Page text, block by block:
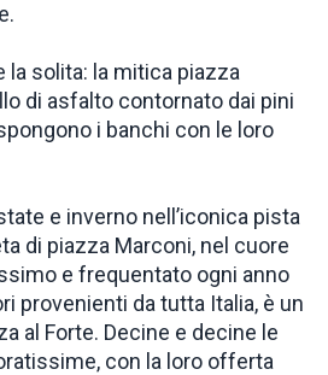
la solita: la mitica piazza
di asfalto contornato dai pini
i banchi con le loro
e inverno nell’iconica pista
di piazza Marconi, nel cuore
e frequentato ogni anno
provenienti da tutta Italia, è un
al Forte. Decine e decine le
con la loro offerta